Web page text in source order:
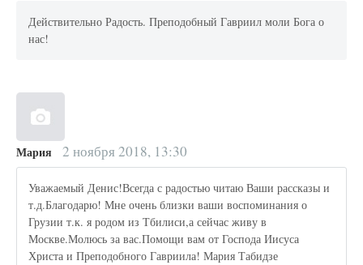
Действительно Радость. Преподобный Гавриил моли Бога о
нас!
Мария 2 ноября 2018, 13:30
Уважаемый Денис!Всегда с радостью читаю Ваши рассказы и
т.д.Благодарю! Мне очень близки ваши воспоминания о
Грузии т.к. я родом из Тбилиси,а сейчас живу в
Москве.Молюсь за вас.Помощи вам от Господа Иисуса
Христа и Преподобного Гавриила! Мария Табидзе